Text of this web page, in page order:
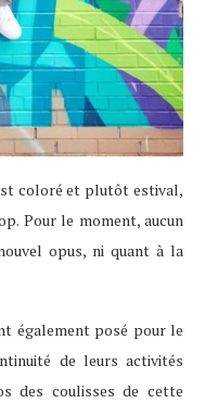
coloré et plutôt estival,
Pour le moment, aucun
opus, ni quant à la
également posé pour le
de leurs activités
des coulisses de cette